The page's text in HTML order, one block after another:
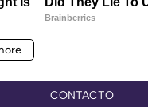
CONTACTO